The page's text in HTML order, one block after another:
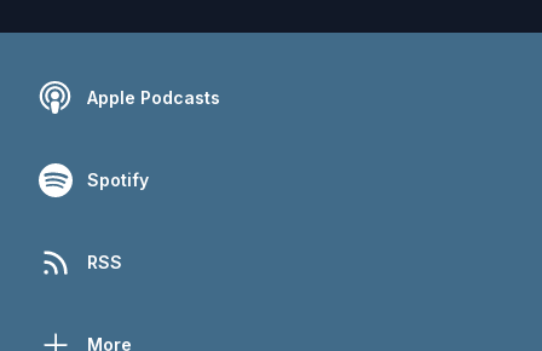
Apple Podcasts
Spotify
RSS
More